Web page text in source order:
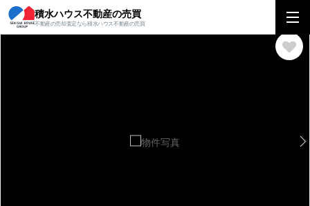
積水ハウス不動産の売買
不動産の売却査定なら積水ハウス不動産の売買
積水ハウス不動産の売買 関東エリア ふ